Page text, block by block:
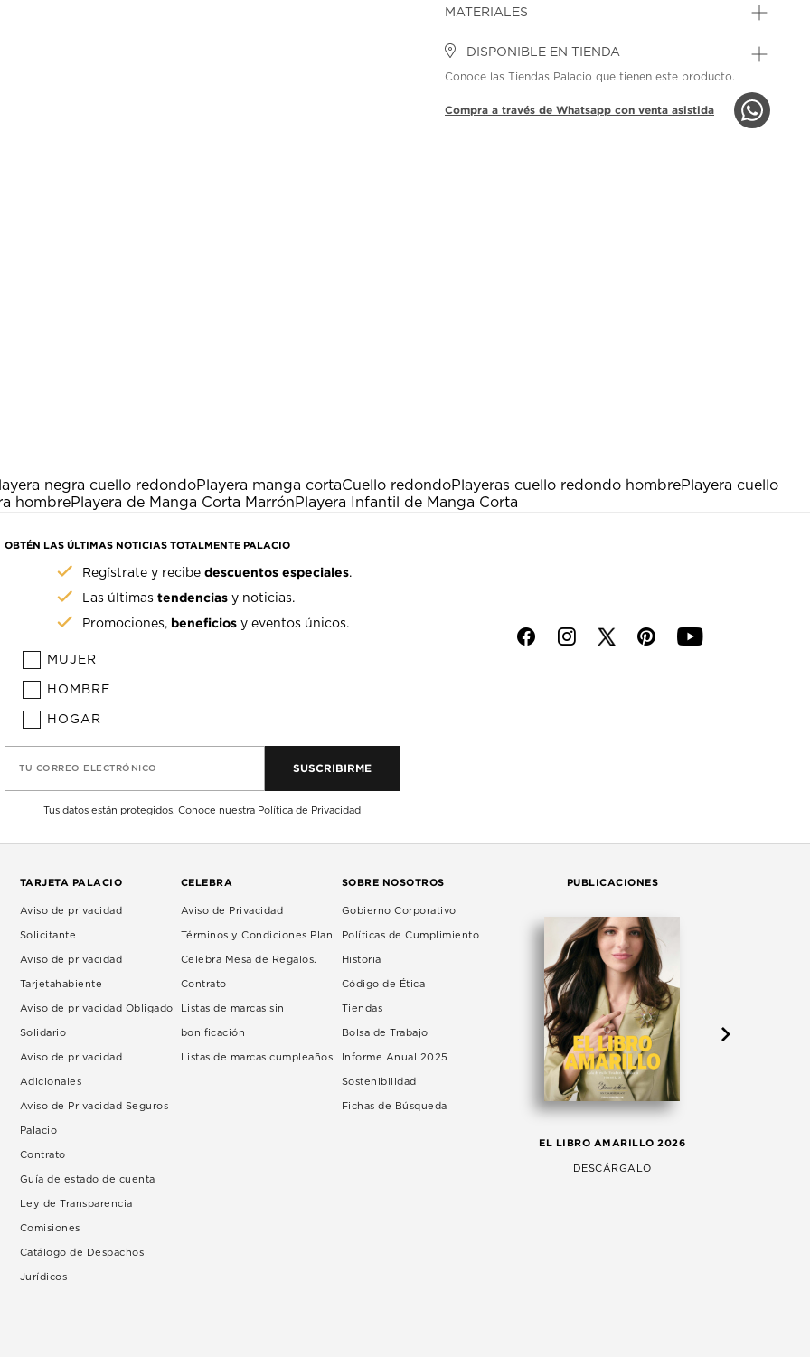
MATERIALES
DISPONIBLE EN TIENDA
Conoce las Tiendas Palacio que tienen este producto.
Compra a través de Whatsapp con venta asistida
negra cuello redondoPlayera manga cortaCuello redondoPlayeras cuello redondo hombrePlayera cuello
hombrePlayera de Manga Corta MarrónPlayera Infantil de Manga Corta
OBTÉN LAS ÚLTIMAS NOTICIAS TOTALMENTE PALACIO
Regístrate y recibedescuentos especiales.
Las últimastendencias y noticias.
Promociones, beneficios y eventos únicos.
MUJER
HOMBRE
HOGAR
TU CORREO ELECTRÓNICO SUSCRIBIRME
Tus datos están protegidos. Conoce nuestra Política de Privacidad
f i p y
TARJETA PALACIO
Aviso de privacidad
Solicitante
Aviso de privacidad
Tarjetahabiente
Aviso de privacidad Obligado
Solidario
Aviso de privacidad
Adicionales
Aviso de Privacidad Seguros
Palacio
Contrato
Guía de estado de cuenta
Ley de Transparencia
Comisiones
Catálogo de Despachos
Jurídicos
CELEBRA
Aviso de Privacidad
Términos y Condiciones Plan
Celebra Mesa de Regalos.
Contrato
Listas de marcas sin
bonificación
Listas de marcas cumpleaños
SOBRE NOSOTROS
Gobierno Corporativo
Políticas de Cumplimiento
Historia
Código de Ética
Tiendas
Bolsa de Trabajo
Informe Anual 2025
Sostenibilidad
Fichas de Búsqueda
PUBLICACIONES
EL LIBRO AMARILLO 2026
DESCÁRGALO